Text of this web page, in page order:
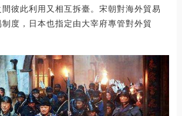
彼此利用又相互拆臺。宋朝對海外貿易
度，日本也指定由大宰府專管對外貿